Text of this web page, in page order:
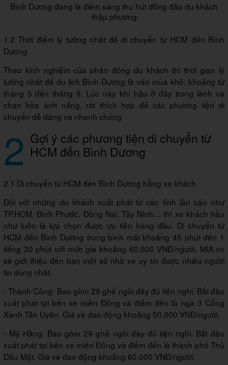
Bình Dương đang là điểm sáng thu hút đông đảo du khách
thập phương
1.2 Thời điểm lý tưởng nhất để di chuyển từ HCM đến Bình
Dương
Theo kinh nghiệm của phần đông du khách thì thời gian lý
tưởng nhất để du lịch Bình Dương là vào mùa khô, khoảng từ
tháng 5 đến tháng 9. Lúc này khí hậu ở đây trong lành và
chan hòa ánh nắng, rất thích hợp để các phương tiện di
chuyển dễ dàng và nhanh chóng.
2 Gợi ý các phương tiện di chuyển từ
HCM đến Bình Dương
2.1 Di chuyển từ HCM đến Bình Dương bằng xe khách
Đối với những du khách xuất phát từ các tỉnh lân cận như
TP.HCM, Bình Phước, Đồng Nai, Tây Ninh… thì xe khách hầu
như luôn là lựa chọn được ưu tiên hàng đầu. Di chuyển từ
HCM đến Bình Dương trung bình mất khoảng 45 phút đến 1
tiếng 30 phút với mức giá khoảng 60.000 VNĐ/người. MIA.vn
sẽ giới thiệu đến bạn một số nhà xe uy tín được nhiều người
tin dùng nhất.
- Thành Công: Bao gồm 29 ghế ngồi đầy đủ tiện nghi. Bắt đầu
xuất phát tại bến xe miền Đông và điểm đến là ngã 3 Cổng
Xanh Tân Uyên. Giá vé dao động khoảng 50.000 VNĐ/người.
- Mỹ Hằng: Bao gồm 29 ghế ngồi đầy đủ tiện nghi. Bắt đầu
xuất phát tại bến xe miền Đông và điểm đến là thành phố Thủ
Dầu Một. Giá vé dao động khoảng 60.000 VNĐ/người.